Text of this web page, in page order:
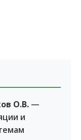
О.В. —
и